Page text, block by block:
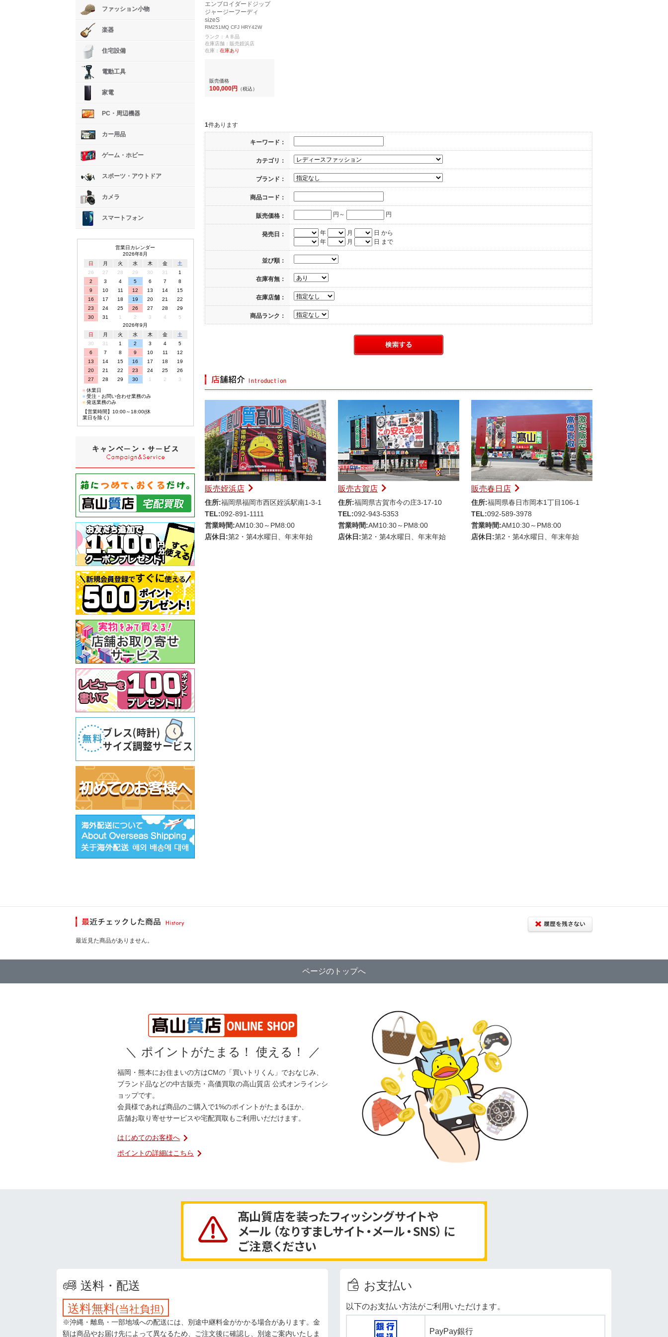
エンブロイダードジップ
ジャージーフーディ
sizeS
RM251MQ CFJ HRY42W
ランク：ＡＢ品
在庫店舗：販売姪浜店
在庫： 在庫あり
販売価格
100,000円 （税込）
1件あります
キーワード：
カテゴリ：
ブランド：
商品コード：
販売価格： 円～ 円
発売日： 年 月
日 から
年
月 日 まで
並び順：
在庫有無：
在庫店舗：
商品ランク：
販売姪浜店
住所:福岡県福岡市西区姪浜駅南1-3-1
TEL:092-891-1111
営業時間:AM10:30～PM8:00
店休日:第2・第4水曜日、年末年始
販売古賀店
住所:福岡県古賀市今の庄3-17-10
TEL:092-943-5353
営業時間:AM10:30～PM8:00
店休日:第2・第4水曜日、年末年始
販売春日店
住所:福岡県春日市岡本1丁目106-1
TEL:092-589-3978
営業時間:AM10:30～PM8:00
店休日:第2・第4水曜日、年末年始
ファッション小物
楽器
住宅設備
電動工具
家電
PC・周辺機器
カー用品
ゲーム・ホビー
スポーツ・アウトドア
カメラ
スマートフォン
営業日カレンダー
2026年8月
日
月 火 水 木 金
土
26
27 28 29 30 31
1
2
3 4 5 6 7
8
9
10 11 12 13 14
15
16
17 18 19 20 21
22
23
24 25 26 27 28
29
30
31 1 2 3 4
5
2026年9月
日
月 火 水 木 金
土
30
31 1 2 3 4
5
6
7 8 9 10 11
12
13
14 15 16 17 18
19
20
21 22 23 24 25
26
27
28 29 30 1 2
3
■休業日
■受注・お問い合わせ業務のみ
■発送業務のみ
【営業時間】10:00～18:00(休
業日を除く)
最近見た商品がありません。
ページのトップへ
＼ ポイントがたまる！ 使える！ ／
福岡・熊本にお住まいの方はCMの「買いトリくん」でおなじみ、
ブランド品などの中古販売・高価買取の高山質店 公式オンラインシ
ョップです。
会員様であれば商品のご購入で1%のポイントがたまるほか、
店舗お取り寄せサービスや宅配買取もご利用いだだけます。
はじめてのお客様へ
ポイントの詳細はこちら
送料・配送
送料無料(当社負担)
※沖縄・離島・一部地域への配送には、別途中継料金がかかる場合があります。金
額は商品やお届け先によって異なるため、ご注文後に確認し、別途ご案内いたしま
お支払い
以下のお支払い方法がご利用いただけます。
PayPay銀行